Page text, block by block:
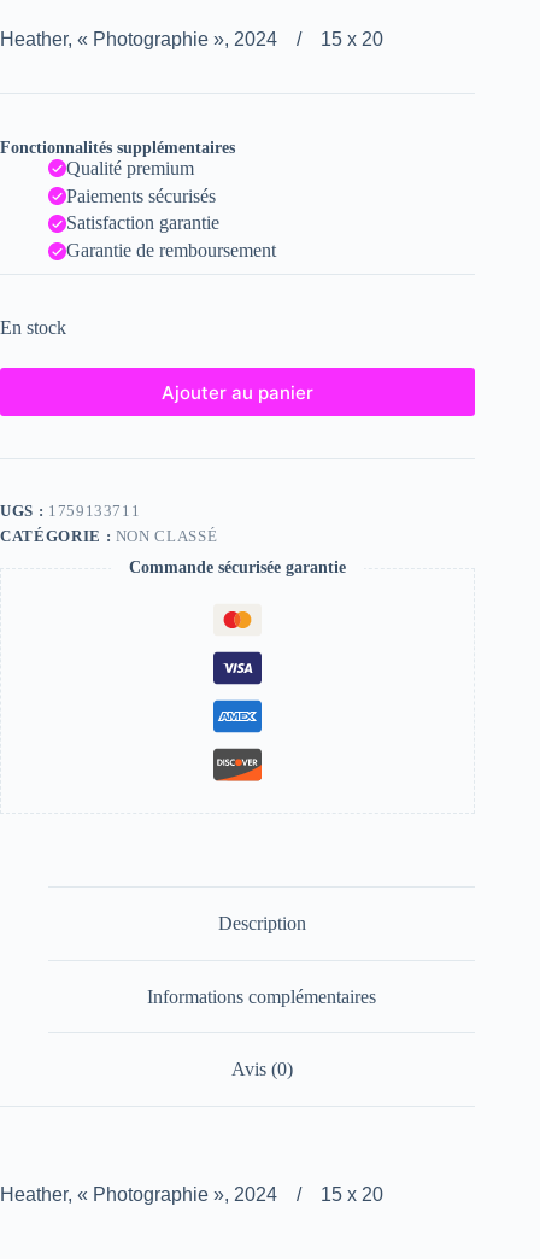
Heather, « Photographie », 2024 / 15 x 20
Fonctionnalités supplémentaires
Qualité premium
Paiements sécurisés
Satisfaction garantie
Garantie de remboursement
En stock
Ajouter au panier
UGS : 1759133711
CATÉGORIE : NON CLASSÉ
Commande sécurisée garantie
Description
Informations complémentaires
Avis (0)
Heather, « Photographie », 2024 / 15 x 20